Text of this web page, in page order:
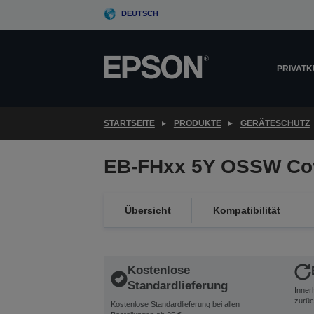
DEUTSCH
STARTSEITE PRODUKTE GERÄTESCHUTZ
EB-FHxx 5Y OSSW
Übersicht Kompatibilität
Kostenlose
Standardlieferung
Kostenlose Standardlieferung bei allen